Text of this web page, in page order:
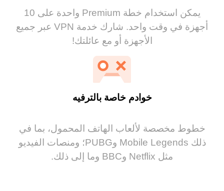
يمكن استخدام خطة Premium واحدة على 10
أجهزة في وقت واحد. شارك خدمة VPN عبر جميع
الأجهزة أو مع عائلتك!
خوادم خاصة بالترفيه
خطوط مخصصة لألعاب الهاتف المحمول، بما في
ذلك Mobile Legends وPUBG؛ ومنصات الفيديو
مثل Netflix وBBC وما إلى ذلك.